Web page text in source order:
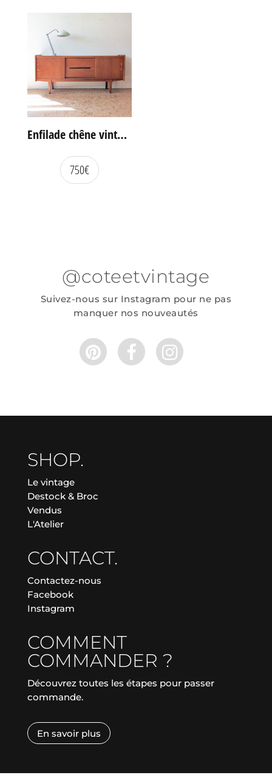
Enfilade chêne vintage portes coulissantes
750€
@coteetvintage
Suivez-nous sur Instagram pour ne pas
manquer nos nouveautés
SHOP.
Le vintage
Destock & Broc
Vendus
L'Atelier
CONTACT.
Contactez-nous
Facebook
Instagram
COMMENT
COMMANDER ?
Découvrez toutes les étapes pour passer
commande.
En savoir plus